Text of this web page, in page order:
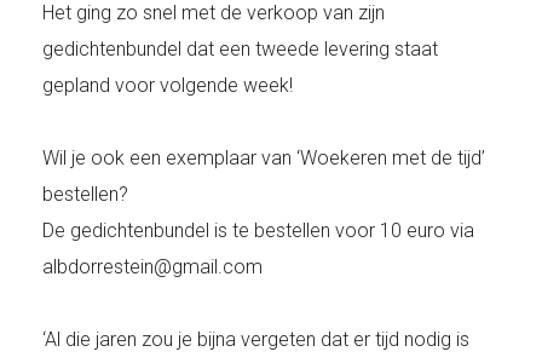
Het ging zo snel met de verkoop van zijn
gedichtenbundel dat een tweede levering staat
gepland voor volgende week!
Wil je ook een exemplaar van ‘Woekeren met de tijd’
bestellen?
De gedichtenbundel is te bestellen voor 10 euro via
albdorrestein@gmail.com
‘Al die jaren zou je bijna vergeten dat er tijd nodig is